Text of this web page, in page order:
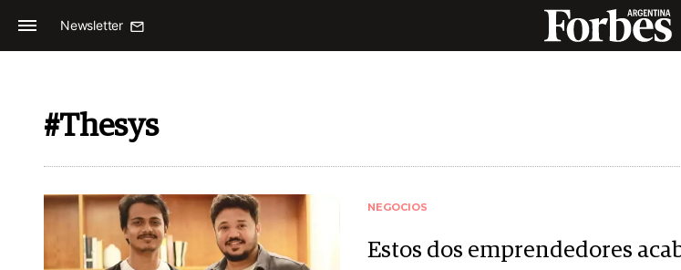
Newsletter
#Thesys
NEGOCIOS
Estos dos emprendedores